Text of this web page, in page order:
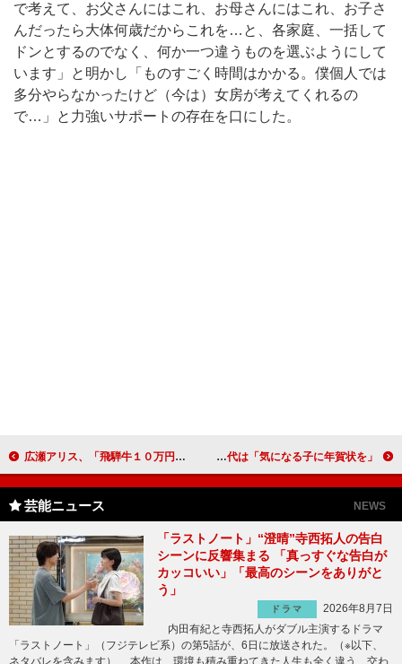
で考えて、お父さんにはこれ、お母さんにはこれ、お子さ
んだったら大体何歳だからこれを…と、各家庭、一括して
ドンとするのでなく、何か一つ違うものを選ぶようにして
います」と明かし「ものすごく時間はかかる。僕個人では
多分やらなかったけど（今は）女房が考えてくれるの
で…」と力強いサポートの存在を口にした。
広瀬アリス、「飛騨牛１０万円分」ゲットも大汗 山崎賢人につっこまれパネル裏に“避難” 相葉雅紀、来年は年男 小学校時代は「気になる子に年賀状を」
芸能ニュース NEWS
「ラストノート」“澄晴”寺西拓人の告白
シーンに反響集まる 「真っすぐな告白が
カッコいい」「最高のシーンをありがと
う」
ドラマ
2026年8月7日
内田有紀と寺西拓人がダブル主演するドラマ
「ラストノート」（フジテレビ系）の第5話が、6日に放送された。（※以下、
ネタバレを含みます） 本作は、環境も積み重ねてきた人生も全く違う、交わ